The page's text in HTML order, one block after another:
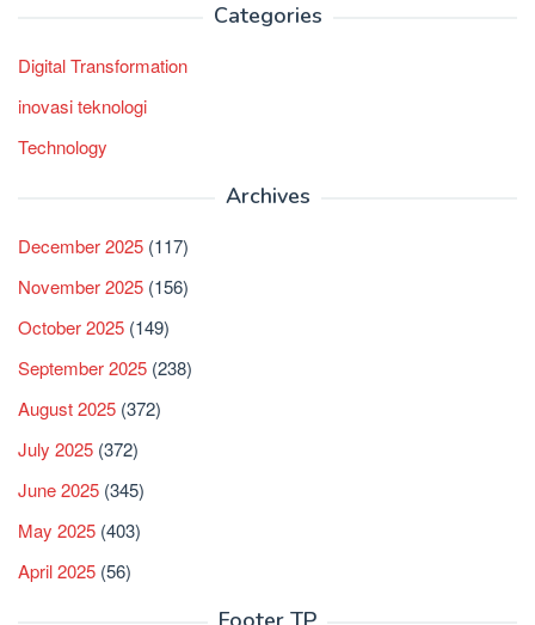
Categories
Digital Transformation
inovasi teknologi
Technology
Archives
December 2025 (117)
November 2025 (156)
October 2025 (149)
September 2025 (238)
August 2025 (372)
July 2025 (372)
June 2025 (345)
May 2025 (403)
April 2025 (56)